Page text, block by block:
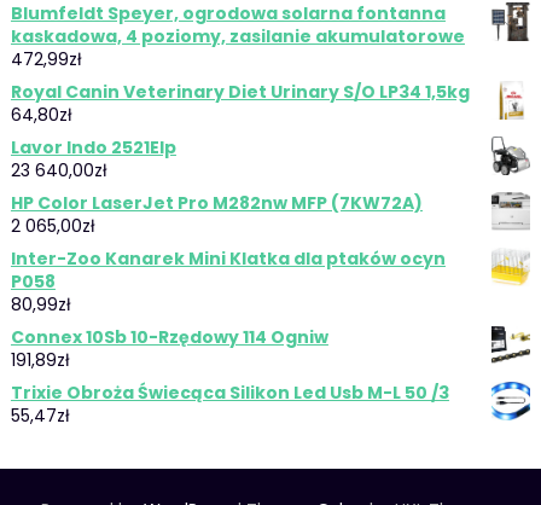
Blumfeldt Speyer, ogrodowa solarna fontanna
kaskadowa, 4 poziomy, zasilanie akumulatorowe
472,99zł
Royal Canin Veterinary Diet Urinary S/O LP34 1,5kg
64,80zł
Lavor Indo 2521Elp
23 640,00zł
HP Color LaserJet Pro M282nw MFP (7KW72A)
2 065,00zł
Inter-Zoo Kanarek Mini Klatka dla ptaków ocyn
P058
80,99zł
Connex 10Sb 10-Rzędowy 114 Ogniw
191,89zł
Trixie Obroża Świecąca Silikon Led Usb M-L 50 /3
55,47zł